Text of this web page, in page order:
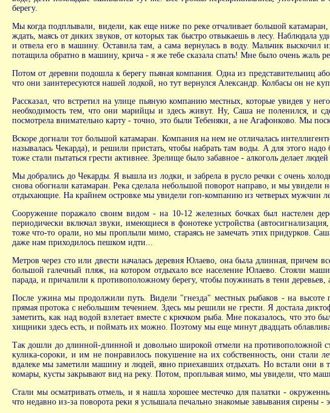
берегу.
Мы когда подплывали, видели, как еще ниже по реке отчаливает большой
ждать, маясь от диких звуков, от которых так быстро отвыкаешь в лесу. Наблюдала
и отвела его в машину. Оставила там, а сама вернулась в воду. Мальчик
потащила обратно в машину, крича - я же тебе сказала спать! Мне было очень жаль
Потом от деревни подошла к берегу пьяная компания. Одна из представительниц
что они заинтересуются нашей лодкой, но тут вернулся Александр. Колбасы он не
Рассказал, что встретил на улице пьяную компанию местных, которые увидев у
необходимость тем, что они марийцы и здесь живут. Ну, Саша не поленился, и
посмотрела внимательно карту - точно, это были Тебеняки, а не Агафонково. Мы
Вскоре догнали тот большой катамаран. Компания на нем не отличалась
называлась Чекарда), и решили пристать, чтобы набрать там воды. А для этого
тоже стали пытаться грести активнее. Зрелище было забавное - алкоголь делает
Мы добрались до Чекарды. Я вышла из лодки, и забрела в русло речки с очень
снова обогнали катамаран. Река сделала небольшой поворот направо, и мы
отдыхающие. На крайнем островке мы увидели гоп-компанию из четверых мужчин
Сооружение поражало своим видом - на 10-12 железных бочках был настелен
периодически включал звуки, имеющиеся в фонотеке устройства
тоже что-то орали, но мы проплыли мимо, стараясь не замечать этих придурков.
даже нам приходилось пешком идти...
Метров через сто или двести началась деревня Юлаево, она была длинная, причем
большой галечный пляж, на котором отдыхало все население Юлаево. Стояли
парада, и причалили к противоположному берегу, чтобы поужинать в тени
После ужина мы продолжили путь. Видели "гнезда" местных рыбаков - на высоте
прямая протока с небольшим течением. Здесь мы решили не грести. Я достала
заметить, как над водой взлетает вместе с крючком рыба. Мне показалось, что
хищники здесь есть, и поймать их можно. Поэтому мы еще минут двадцать
Так дошли до длинной-длинной и довольно широкой отмели на противоположной
кулика-сороки, и им не понравилось покушение на их собственность, они стали
вдалеке мы заметили машину и людей, явно приехавших отдыхать. Но встали они в
комары, кусты закрывают вид на реку. Потом, проплывая мимо, мы увидели, что
Стали мы осматривать отмель, и я нашла хорошее местечко для палатки -
что недавно из-за поворота реки я услышала печально знакомые завывания сирены